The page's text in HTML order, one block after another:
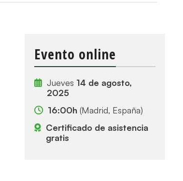
Evento online
Jueves 14 de agosto,
2025
16:00h(Madrid, España)
Certificado de asistencia
gratis